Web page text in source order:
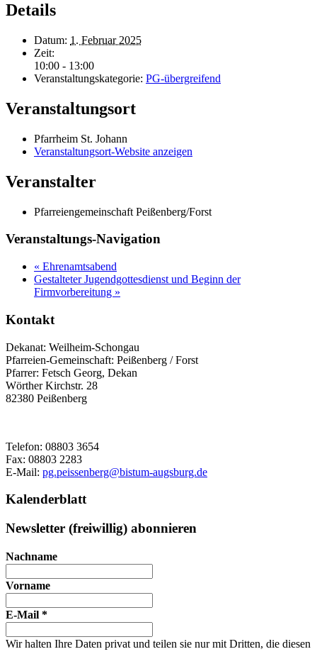
Details
Datum: 1. Februar 2025
Zeit:
10:00 - 13:00
Veranstaltungskategorie: PG-übergreifend
Veranstaltungsort
Pfarrheim St. Johann
Veranstaltungsort-Website anzeigen
Veranstalter
Pfarreiengemeinschaft Peißenberg/Forst
Veranstaltungs-Navigation
« Ehrenamtsabend
Gestalteter Jugendgottesdienst und Beginn der
Firmvorbereitung »
Kontakt
Dekanat: Weilheim-Schongau
Pfarreien-Gemeinschaft: Peißenberg / Forst
Pfarrer: Fetsch Georg, Dekan
Wörther Kirchstr. 28
82380 Peißenberg
Telefon: 08803 3654
Fax: 08803 2283
E-Mail: pg.peissenberg@bistum-augsburg.de
Kalenderblatt
Newsletter (freiwillig) abonnieren
Nachname
Vorname
E-Mail *
Wir halten Ihre Daten privat und teilen sie nur mit Dritten, die diesen